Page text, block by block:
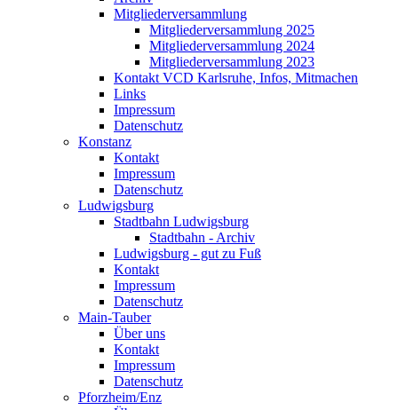
Mitgliederversammlung
Mitgliederversammlung 2025
Mitgliederversammlung 2024
Mitgliederversammlung 2023
Kontakt VCD Karlsruhe, Infos, Mitmachen
Links
Impressum
Datenschutz
Konstanz
Kontakt
Impressum
Datenschutz
Ludwigsburg
Stadtbahn Ludwigsburg
Stadtbahn - Archiv
Ludwigsburg - gut zu Fuß
Kontakt
Impressum
Datenschutz
Main-Tauber
Über uns
Kontakt
Impressum
Datenschutz
Pforzheim/Enz